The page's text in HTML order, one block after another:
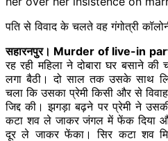
पति से विवाद के चलते वह गंगोत्री
सहारनपुर। Murder of live-in
रह रही महिला ने दोबारा घर बसाने
लगा बैठी। दो साल तक उसके साथ
चला कि उसका प्रेमी किसी और से
जिद्द की। झगड़ा बढ़ने पर प्रेमी ने
कटा शव ले जाकर जंगल में फेंक दिया
दूर ले जाकर फेंका। सिर कटा शव